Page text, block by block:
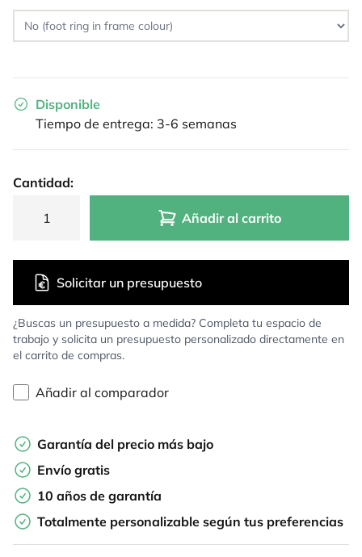
Disponible
Tiempo de entrega: 3-6 semanas
Cantidad:
Añadir al carrito
¿Buscas un presupuesto a medida? Completa tu espacio de
trabajo y solicita un presupuesto personalizado directamente en
el carrito de compras.
Solicitar un presupuesto
Añadir al comparador
Garantía del precio más bajo
Envío gratis
10 años de garantía
Totalmente personalizable según tus preferencias